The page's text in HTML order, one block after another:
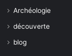
Archéologie
découverte
blog